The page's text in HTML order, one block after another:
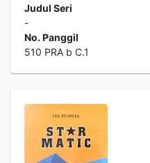
Judul Seri
-
No. Panggil
510 PRA b C.1